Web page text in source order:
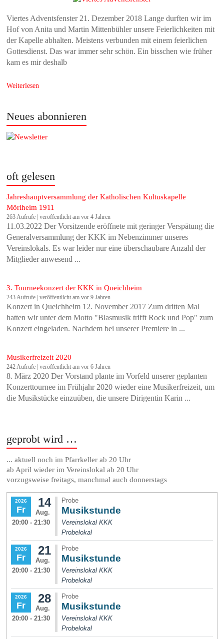
Viertes Adventsfenster 21. Dezember 2018 Lange durften wir im
Hof von Anita und Martin Mittenbühler unsere Feierlichkeiten mit
der Kapelle abhalten. Meistens verbunden mit einem feierlichen
Gottesdienst. Das war immer sehr schön. Ein bisschen wie früher
kam es mir deshalb
Weiterlesen
Neues abonnieren
oft gelesen
Jahreshauptversammlung der Katholischen Kultuskapelle
Mörlheim 1911
263 Aufrufe |veröffentlicht am vor 4 Jahren
11.03.2022 Der Vorsitzende eröffnete mit geringer Verspätung die
Generalversammlung der KKK im Nebenzimmer unseres
Vereinslokals. Es war leider nur eine überschaubare Anzahl der
Mitglieder anwesend ...
3. Tourneekonzert der KKK in Queichheim
243 Aufrufe |veröffentlicht am vor 9 Jahren
Konzert in Queichheim 12. November 2017 Zum dritten Mal
hatten wir unter dem Motto "Blasmusik trifft Rock und Pop" zum
Konzert eingeladen. Nachdem bei unserer Premiere in ...
Musikerfreizeit 2020
242 Aufrufe |veröffentlicht am vor 6 Jahren
8. März 2020 Der Vorstand plante im Vorfeld unserer geplanten
Konzerttournee im Frühjahr 2020 wieder eine Musikerfreizeit, um
die Musikstücke einzuüben, die unsere Dirigentin Karin ...
geprobt wird …
... aktuell noch im Pfarrkeller ab 20 Uhr
ab April wieder im Vereinslokal ab 20 Uhr
vorzugsweise freitags, manchmal auch donnerstags